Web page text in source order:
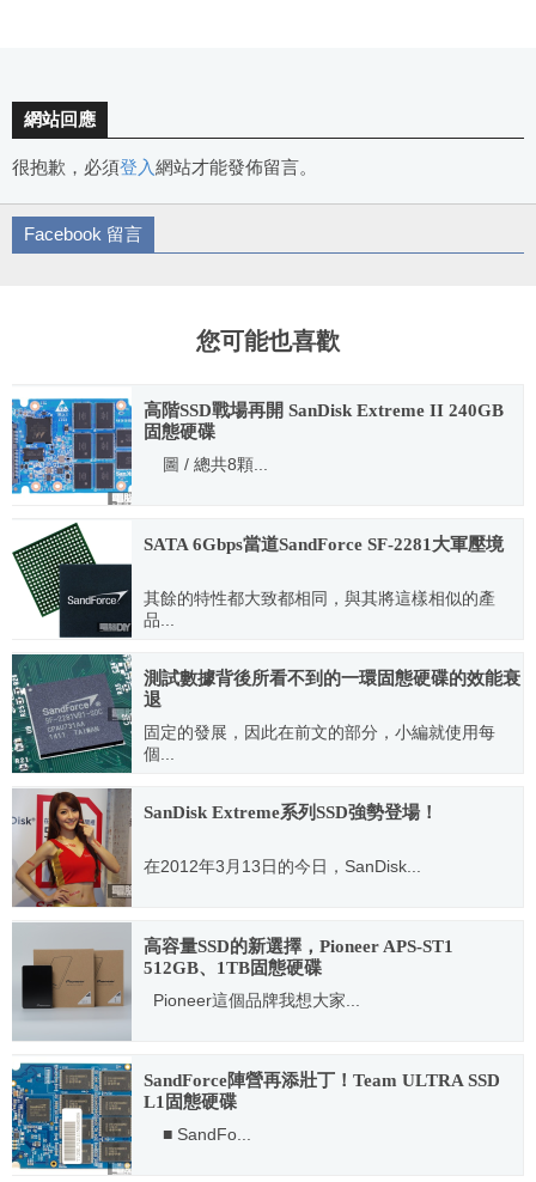
網站回應
很抱歉，必須登入網站才能發佈留言。
Facebook 留言
您可能也喜歡
高階SSD戰場再開 SanDisk Extreme II 240GB
固態硬碟
圖 / 總共8顆...
2013.09.02
SATA 6Gbps當道SandForce SF-2281大軍壓境
其餘的特性都大致都相同，與其將這樣相似的產
品...
2011.10.21
測試數據背後所看不到的一環固態硬碟的效能衰
退
固定的發展，因此在前文的部分，小編就使用每
個...
2011.12.21
SanDisk Extreme系列SSD強勢登場！
在2012年3月13日的今日，SanDisk...
2012.03.14
高容量SSD的新選擇，Pioneer APS-ST1
512GB、1TB固態硬碟
Pioneer這個品牌我想大家...
SandForce陣營再添壯丁！Team ULTRA SSD
L1固態硬碟
■ SandFo...